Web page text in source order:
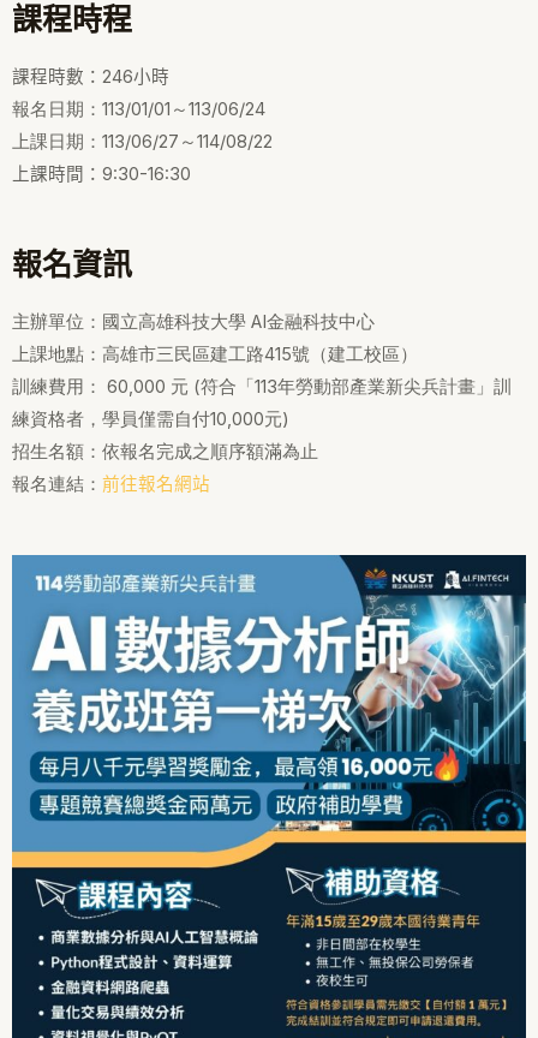
課程時程
課程時數：246小時
報名日期：113/01/01～113/06/24
上課日期：113/06/27～114/08/22
上課時間：9:30-16:30
報名資訊
主辦單位：國立高雄科技大學 AI金融科技中心
上課地點：高雄市三民區建工路415號（建工校區）
訓練費用： 60,000 元 (符合「113年勞動部產業新尖兵計畫」訓
練資格者，學員僅需自付10,000元)
招生名額：依報名完成之順序額滿為止
報名連結： 前往報名網站